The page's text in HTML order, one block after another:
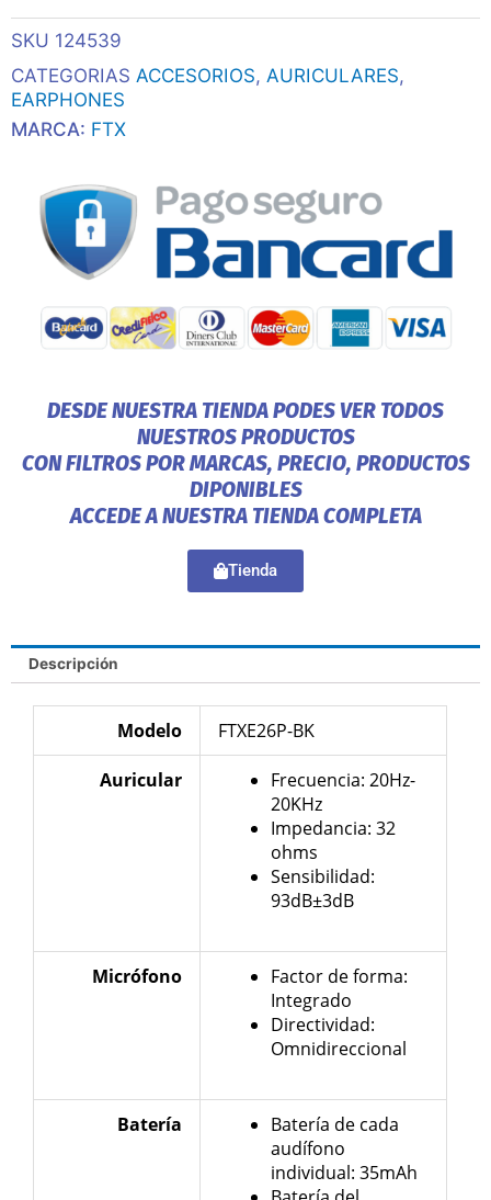
SKU 124539
CATEGORIAS ACCESORIOS, AURICULARES,
EARPHONES
MARCA: FTX
DESDE NUESTRA TIENDA PODES VER TODOS
NUESTROS PRODUCTOS
CON FILTROS POR MARCAS, PRECIO, PRODUCTOS
DIPONIBLES
ACCEDE A NUESTRA TIENDA COMPLETA
Tienda
Descripción
Modelo FTXE26P-BK
Auricular
Frecuencia: 20Hz-
20KHz
Impedancia: 32
ohms
Sensibilidad:
93dB±3dB
Micrófono
Factor de forma:
Integrado
Directividad:
Omnidireccional
Batería
Batería de cada
audífono
individual: 35mAh